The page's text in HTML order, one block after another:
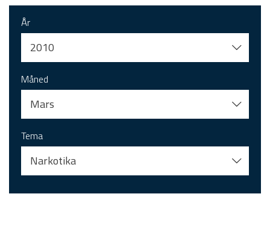
År
2010
Måned
Mars
Tema
Narkotika